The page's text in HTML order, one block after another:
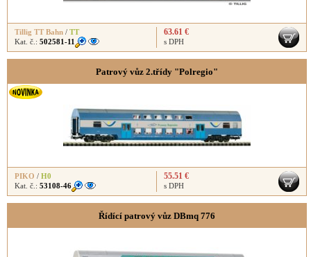
Tillig TT Bahn / TT
Kat. č.: 502581-11
63.61 €
s DPH
Patrový vůz 2.třídy "Polregio"
PIKO / H0
Kat. č.: 53108-46
55.51 €
s DPH
Řídící patrový vůz DBmq 776